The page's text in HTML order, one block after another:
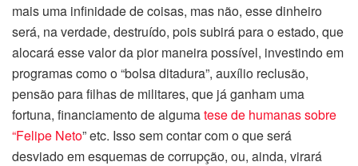
mais uma infinidade de coisas, mas não, esse dinheiro
será, na verdade, destruído, pois subirá para o estado, que
alocará esse valor da pior maneira possível, investindo em
programas como o “bolsa ditadura”, auxílio reclusão,
pensão para filhas de militares, que já ganham uma
fortuna, financiamento de algumatese de humanas sobre
“Felipe Neto” etc. Isso sem contar com o que será
desviado em esquemas de corrupção, ou, ainda, virará